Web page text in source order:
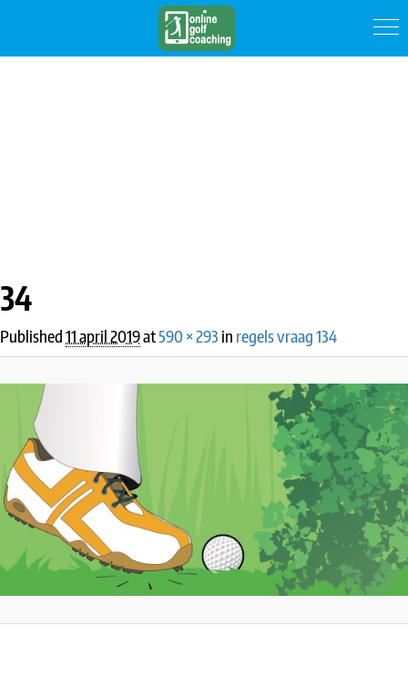
34
Published11 april 2019at590 × 293 in regels vraag 134